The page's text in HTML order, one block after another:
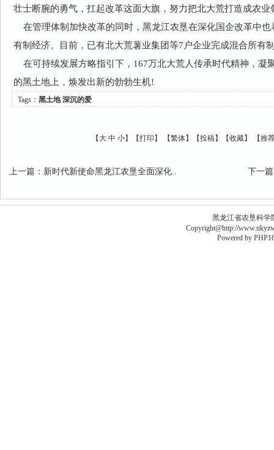
壮士断腕的勇气，扛起改革这面大旗，努力把北大荒打造成农业
在管理体制加快改革的同时，黑龙江农垦在深化国企改革中
有制经济。目前，已有北大荒薯业集团等7户企业完成混合所有
在可持续发展方略指引下，167万北大荒人传承时代精神，凝
的黑土地上，焕发出新的勃勃生机!
Tags： 黑土地 深沉的爱
【 大 中 小】【打印 】 【繁体】【投稿】【收藏】 【推
上一篇 ： 新时代新使命黑龙江农垦全面深化.. 下一篇
黑龙江省农垦科学
Copyright@http://
Powered by